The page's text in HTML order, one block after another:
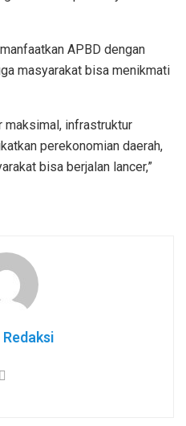
APBD dengan
masyarakat bisa menikmati
maksimal, infrastruktur
perekonomian daerah,
bisa berjalan lancer,”